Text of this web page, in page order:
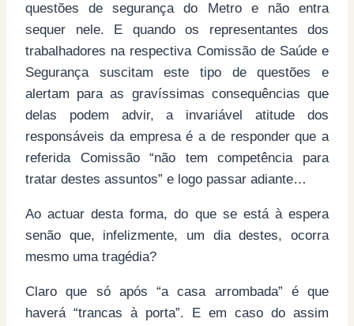
questões de segurança do Metro e não entra
sequer nele. E quando os representantes dos
trabalhadores na respectiva Comissão de Saúde e
Segurança suscitam este tipo de questões e
alertam para as gravíssimas consequências que
delas podem advir, a invariável atitude dos
responsáveis da empresa é a de responder que a
referida Comissão “não tem competência para
tratar destes assuntos” e logo passar adiante…
Ao actuar desta forma, do que se está à espera
senão que, infelizmente, um dia destes, ocorra
mesmo uma tragédia?
Claro que só após “a casa arrombada” é que
haverá “trancas à porta”. E em caso do assim